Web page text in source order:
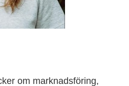
om marknadsföring,